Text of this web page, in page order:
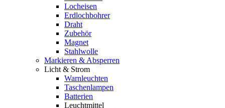
Locheisen
Erdlochbohrer
Draht
Zubehör
Magnet
Stahlwolle
Markieren & Absperren
Licht & Strom
Warnleuchten
Taschenlampen
Batterien
Leuchtmittel